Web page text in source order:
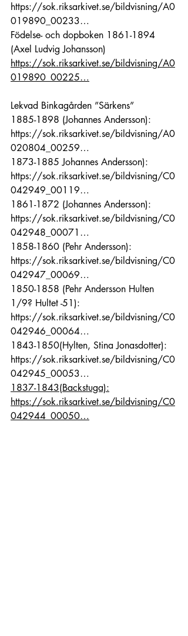
https://sok.riksarkivet.se/bildvisning/A0
019890_00233…
Födelse- och dopboken 1861-1894
(Axel Ludvig Johansson)
https://sok.riksarkivet.se/bildvisning/A0
019890_00225…
Lekvad Binkagården ”Särkens”
1885-1898 (Johannes Andersson):
https://sok.riksarkivet.se/bildvisning/A0
020804_00259…
1873-1885 Johannes Andersson):
https://sok.riksarkivet.se/bildvisning/C0
042949_00119…
1861-1872 (Johannes Andersson):
https://sok.riksarkivet.se/bildvisning/C0
042948_00071…
1858-1860 (Pehr Andersson):
https://sok.riksarkivet.se/bildvisning/C0
042947_00069…
1850-1858 (Pehr Andersson Hulten
1/9? Hultet -51):
https://sok.riksarkivet.se/bildvisning/C0
042946_00064…
1843-1850(Hylten, Stina Jonasdotter):
https://sok.riksarkivet.se/bildvisning/C0
042945_00053…
1837-1843(Backstuga):
https://sok.riksarkivet.se/bildvisning/C0
042944_00050…